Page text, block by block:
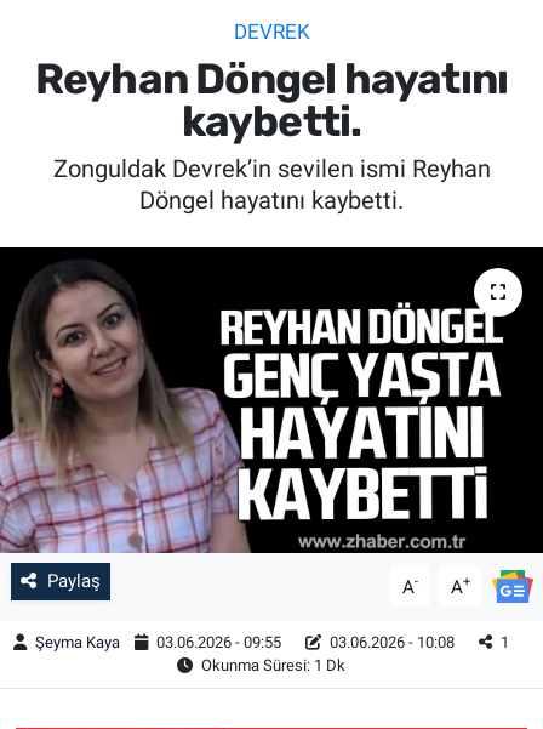
DEVREK
Reyhan Döngel hayatını
kaybetti.
Zonguldak Devrek’in sevilen ismi Reyhan
Döngel hayatını kaybetti.
Paylaş A- A+
Şeyma Kaya 03.06.2026 - 09:55 03.06.2026 - 10:08
1
Okunma Süresi: 1 Dk
SPOR
SAĞLIK